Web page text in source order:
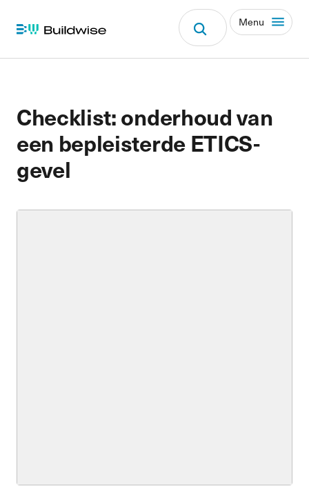
Menu
Checklist: onderhoud van
een bepleisterde ETICS-
gevel